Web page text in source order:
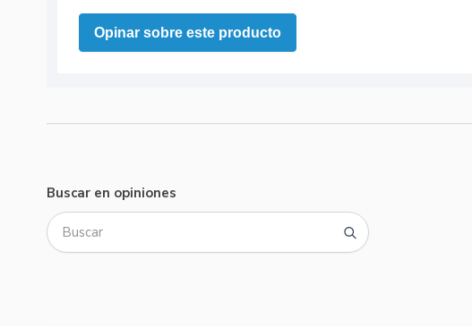
Opinar sobre este producto
Buscar en opiniones